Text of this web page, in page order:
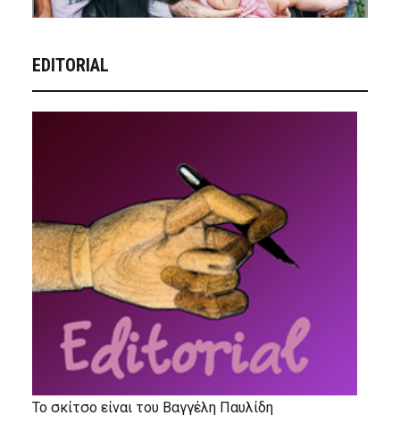
EDITORIAL
Το σκίτσο είναι του Βαγγέλη Παυλίδη